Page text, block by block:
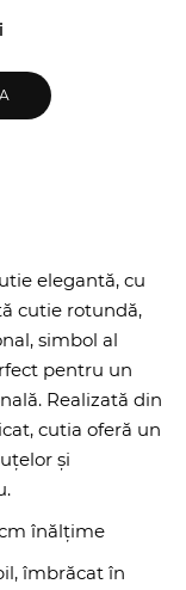
elegantă, cu
cutie rotundă,
simbol al
pentru un
Realizată din
cutia oferă un
și
înălțime
îmbrăcat în